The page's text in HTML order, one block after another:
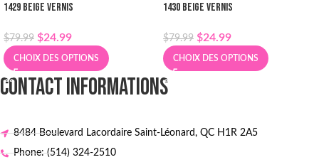
1429 BEIGE VERNIS
$79.99 $24.99
CHOIX DES OPTIONS
1430 BEIGE VERNIS
$79.99 $24.99
CHOIX DES OPTIONS
CONTACT INFORMATIONS
8484 Boulevard Lacordaire Saint-Léonard, QC H1R 2A5
Phone: (514) 324-2510